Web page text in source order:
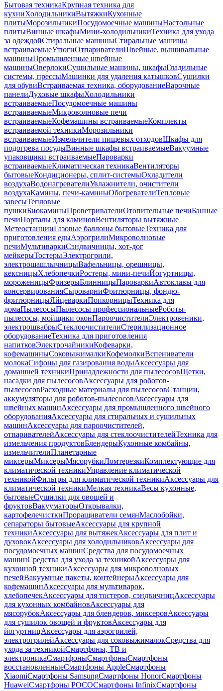
Бытовая техникаКрупная техника для
кухниХолодильникиВытяжкиКухонные
плитыМорозильникиПосудомоечные машиныНастольные
плитыВинные шкафыМини-холодильникиТехника для ухода
за одеждойСтиральные машиныСтиральные машины
встраиваемыеУтюгиОтпаривателиШвейные, вышивальные
машиныПромышленные швейные
машиныОверлокиСушильные машины, шкафыГладильные
системы, прессыМашинки для удаления катышковСушилки
для обувиВстраиваемая техника, оборудованиеВарочные
панелиДуховые шкафыХолодильники
встраиваемыеПосудомоечные машины
встраиваемыеМикроволновые печи
встраиваемыеКофемашины встраиваемыеКомплекты
встраиваемой техникиМорозильники
встраиваемыеИзмельчители пищевых отходовШкафы для
подогрева посудыВинные шкафы встраиваемыеВакуумные
упаковщики встраиваемыеПароварки
встраиваемыеКлиматическая техникаВентиляторы
бытовыеКондиционеры, сплит-системыОхладители
воздухаВодонагревателиУвлажнители, очистители
воздухаКамины, печи-каминыОбогревателиТепловые
завесыТепловые
пушкиБиокаминыПроветривателиОтопительные печиБанные
печиПорталы для каминовВентиляторы вытяжные
МетеостанцииГазовые баллоны бытовыеТехника для
приготовления едыАэрогрилиМикроволновые
печиМультиваркиСэндвичницы, хот-дог
мейкерыТостерыЭлектрогрили,
электрошашлычницыВафельницы, орешницы,
кексницыХлебопечкиРостеры, мини-печиЙогуртницы,
мороженицыФризерыБлинницыПароваркиАвтоклавы для
консервированияСыроварниФритюрницы, фондю-
фритюрницыЯйцеваркиПопкорницыТехника для
домаПылесосыПылесосы профессиональныеРоботы-
пылесосы, мойщики оконПароочистителиЭлектровеники,
электрошвабрыСтеклоочистителиСтерилизационное
оборудованиеТехника для приготовления
напитковЭлектрочайникиКофеварки,
кофемашиныСоковыжималкиКофемолкиВспениватели
молокаСифоны для газирования водыАксессуары для
домашней техникиПринадлежности для пылесосовЩетки,
насадки для пылесосовАксессуары для роботов-
пылесосовРасходные материалы для пылесосовСтанции,
аккумуляторы для роботов-пылесосовАксессуары для
швейных машинАксессуары для промышленного швейного
оборудованияАксессуары для стиральных и сушильных
машинАксессуары для пароочистителей,
отпаривателейАксессуары для стеклоочистителейТехника для
измельчения продуктовБлендерыКухонные комбайны,
измельчителиПланетарные
миксерыМиксерыМясорубкиЛомтерезкиКомплектующие для
климатической техникиУправление климатической
техникойФильтры для климатической техникиАксессуары для
климатической техникиМелкая техникаВесы кухонные,
бытовыеСушилки для овощей и
фруктовВакууматорыОткрывалки,
картофелечисткиПроращиватели семянМаслобойки,
сепараторы бытовыеАксессуары для крупной
техникиАксессуары для вытяжекАксессуары для плит и
духовокАксессуары для холодильниковАксессуары для
посудомоечных машинСредства для посудомоечных
машинСредства для ухода за техникойАксессуары для
кухонной техникиАксессуары для микроволновых
печейВакуумные пакеты, контейнерыАксессуары для
кофемашинАксессуары для мультиварок,
хлебопечекАксессуары для тостеров, сэндвичницАксессуары
для кухонных комбайновАксессуары для
мясорубокАксессуары для блендеров, миксеровАксессуары
для сушилок овощей и фруктовАксессуары для
йогуртницАксессуары для аэрогрилей,
электрогрилейАксессуары для соковыжималокСредства для
ухода за техникойСмартфоны, ТВ и
электроникаСмартфоныСмартфоныСмартфоны
восстановленныеСмартфоны AppleСмартфоны
XiaomiСмартфоны SamsungСмартфоны HonorСмартфоны
HuaweiСмартфоны POCOСмартфоны InfinixСмартфоны